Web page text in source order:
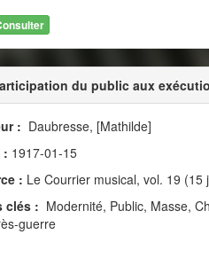
du public aux
: Daubresse, [Mathilde]
: 1917-01-15
: Le Courrier musical, vol. 19 (15
clés : Modernité, Public, Masse,
guerre